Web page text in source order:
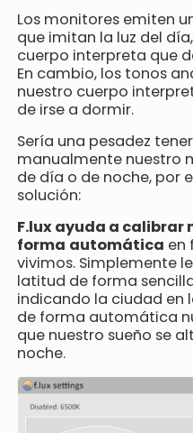
Los monitores emiten
que imitan la luz del
cuerpo interpreta que
En cambio, los tonos
nuestro cuerpo
de irse a dormir.
Sería una pesadez
manualmente nuestro
de día o de noche, por
solución:
F.lux ayuda a calibrar
forma automática en
vivimos. Simplemente
latitud de forma
indicando la ciudad en
de forma automática
que nuestro sueño se
noche.